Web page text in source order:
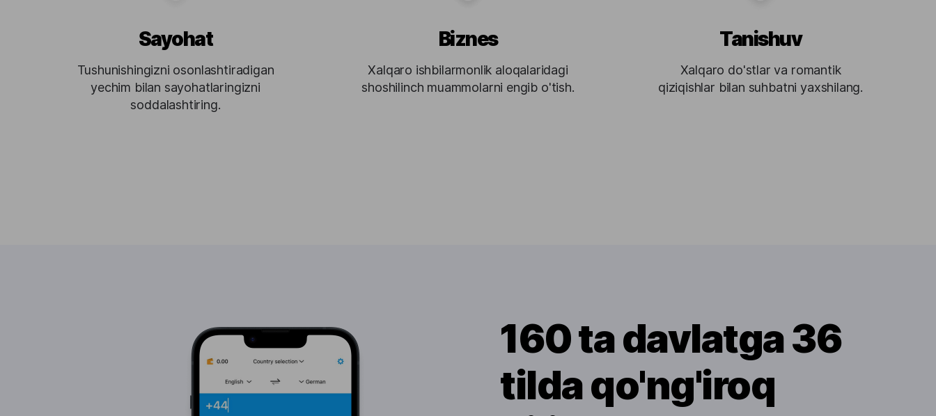
Sayohat
Tushunishingizni osonlashtiradigan
yechim bilan sayohatlaringizni
soddalashtiring.
Biznes
Xalqaro ishbilarmonlik aloqalaridagi
shoshilinch muammolarni engib o'tish.
Tanishuv
Xalqaro do'stlar va romantik
qiziqishlar bilan suhbatni yaxshilang.
160 ta davlatga 36
tilda qo'ng'iroq